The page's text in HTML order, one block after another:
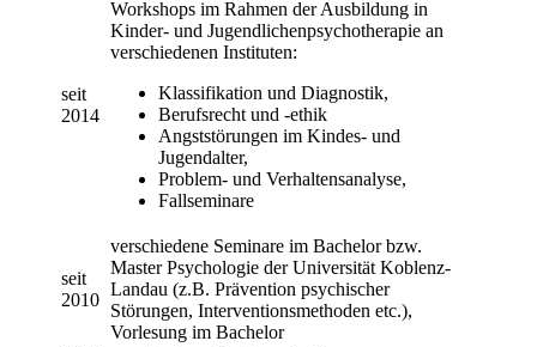
seit
2014
Workshops im Rahmen der Ausbildung in
Kinder- und Jugendlichenpsychotherapie an
verschiedenen Instituten:
Klassifikation und Diagnostik,
Berufsrecht und -ethik
Angststörungen im Kindes- und
Jugendalter,
Problem- und Verhaltensanalyse,
Fallseminare
seit
2010
verschiedene Seminare im Bachelor bzw.
Master Psychologie der Universität Koblenz-
Landau (z.B. Prävention psychischer
Störungen, Interventionsmethoden etc.),
Vorlesung im Bachelor